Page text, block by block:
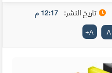
تاريخ النشر: 12:17 م
A
A
+